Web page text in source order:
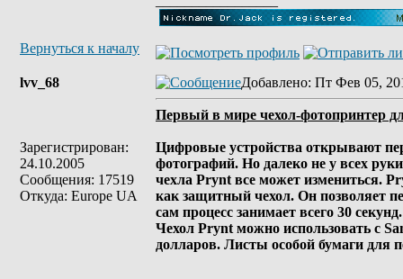
Вернуться к началу
lvv_68
Зарегистрирован:
24.10.2005
Сообщения: 17519
Откуда: Europe UA
Добавлено: Пт Фев 05,
Первый в мире чехол-фотопринтер
Цифровые устройства открывают
фотографий. Но далеко не у всех
чехла Prynt все может измениться.
как защитный чехол. Он позволяет
сам процесс занимает всего 30 секунд.
Чехол Prynt можно использовать с
долларов. Листы особой бумаги для